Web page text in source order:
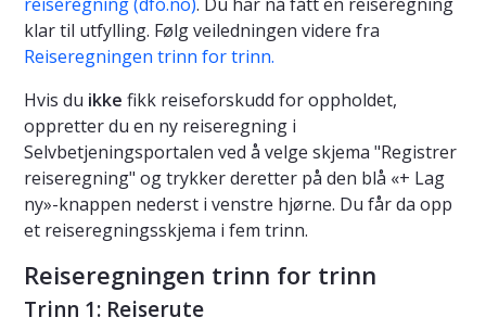
klar til utfylling. Følg veiledningen videre fra
Reiseregningen trinn for trinn.
Hvis du ikke fikk reiseforskudd for oppholdet,
oppretter du en ny reiseregning i
Selvbetjeningsportalen ved å velge skjema "Registrer
reiseregning" og trykker deretter på den blå «+ Lag
ny»-knappen nederst i venstre hjørne. Du får da opp
et reiseregningsskjema i fem trinn.
Reiseregningen trinn for trinn
Trinn 1: Reiserute